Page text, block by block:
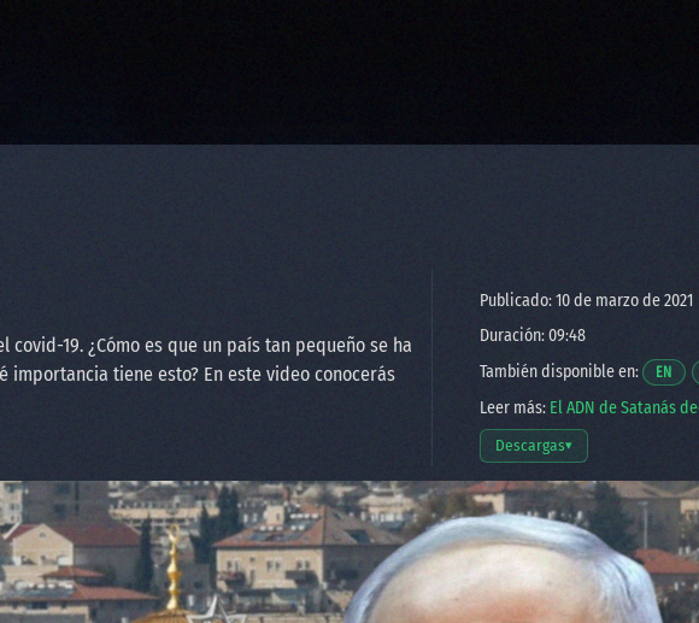
19. ¿Cómo es que un país tan pequeño se ha
importancia tiene esto? En este video conocerás
Publicado: 10 de marzo de 2021
Duración: 09:48
También disponible en:
EN
Leer más: El ADN de Satanás
Descargas▾
Abrir opciones de descarga